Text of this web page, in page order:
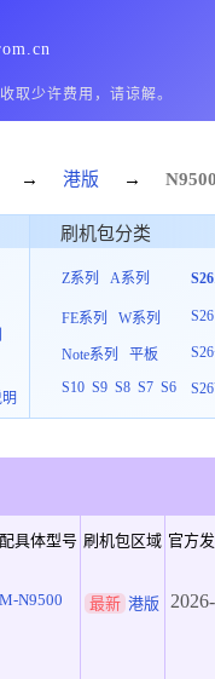
取少许费用，请谅解。
→ 港版 →
刷机包分类
Z系列 A系列
FE系列 W系列
Note系列
平板
S10 S9 S8 S7 S6
S26
具体型号 刷机包区域 官方
N9500 最新 港版